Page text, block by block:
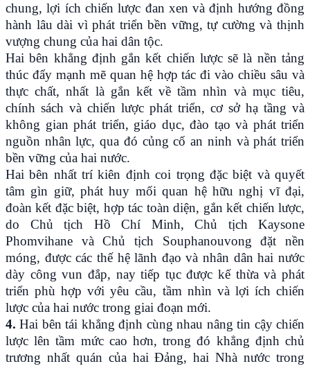
chung, lợi ích chiến lược đan xen và định hướng đồng
hành lâu dài vì phát triển bền vững, tự cường và thịnh
vượng chung của hai dân tộc.
Hai bên khẳng định gắn kết chiến lược sẽ là nền tảng
thúc đẩy mạnh mẽ quan hệ hợp tác đi vào chiều sâu và
thực chất, nhất là gắn kết về tầm nhìn và mục tiêu,
chính sách và chiến lược phát triển, cơ sở hạ tầng và
không gian phát triển, giáo dục, đào tạo và phát triển
nguồn nhân lực, qua đó củng cố an ninh và phát triển
bền vững của hai nước.
Hai bên nhất trí kiên định coi trọng đặc biệt và quyết
tâm gìn giữ, phát huy mối quan hệ hữu nghị vĩ đại,
đoàn kết đặc biệt, hợp tác toàn diện, gắn kết chiến lược,
do Chủ tịch Hồ Chí Minh, Chủ tịch Kaysone
Phomvihane và Chủ tịch Souphanouvong đặt nền
móng, được các thế hệ lãnh đạo và nhân dân hai nước
dày công vun đắp, nay tiếp tục được kế thừa và phát
triển phù hợp với yêu cầu, tầm nhìn và lợi ích chiến
lược của hai nước trong giai đoạn mới.
4. Hai bên tái khẳng định cùng nhau nâng tin cậy chiến
lược lên tầm mức cao hơn, trong đó khẳng định chủ
trương nhất quán của hai Đảng, hai Nhà nước trong